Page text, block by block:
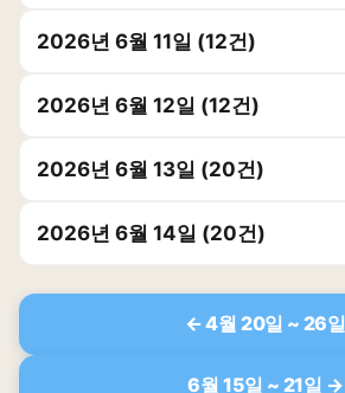
2026년 6월 11일 (12건)
2026년 6월 12일 (12건)
2026년 6월 13일 (20건)
2026년 6월 14일 (20건)
← 4월 20일 ~ 26일
6월 15일 ~ 21일 →